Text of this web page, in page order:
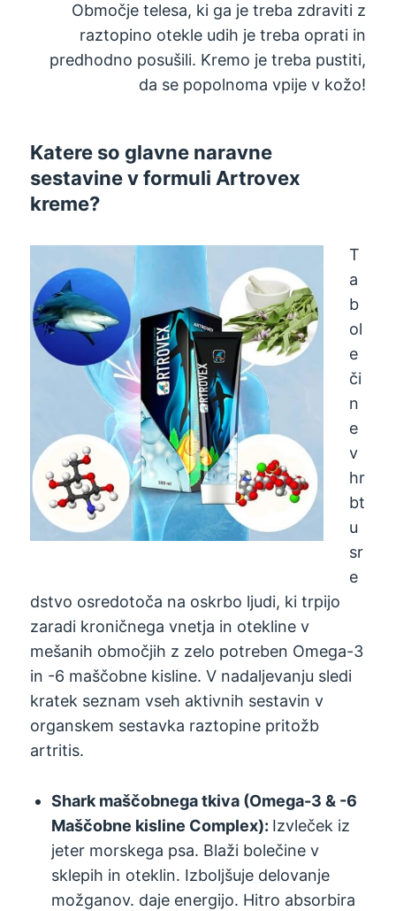
Območje telesa, ki ga je treba zdraviti z
raztopino otekle udih je treba oprati in
predhodno posušili. Kremo je treba pustiti,
da se popolnoma vpije v kožo!
Katere so glavne naravne
sestavine v formuli Artrovex
kreme?
T
a
b
ol
e
či
n
e
v
hr
bt
u
sr
e
dstvo osredotoča na oskrbo ljudi, ki trpijo
zaradi kroničnega vnetja in otekline v
mešanih območjih z zelo potreben Omega-3
in -6 maščobne kisline. V nadaljevanju sledi
kratek seznam vseh aktivnih sestavin v
organskem sestavka raztopine pritožb
artritis.
Shark maščobnega tkiva (Omega-3 & -6
Maščobne kisline Complex): Izvleček iz
jeter morskega psa. Blaži bolečine v
sklepih in oteklin. Izboljšuje delovanje
možganov. daje energijo. Hitro absorbira